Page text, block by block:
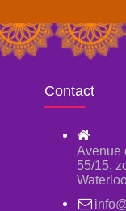
Contact
Avenue
55/15,